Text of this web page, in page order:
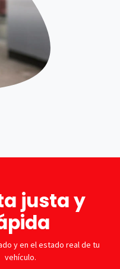
justa y
y en el estado real de tu
vehículo.